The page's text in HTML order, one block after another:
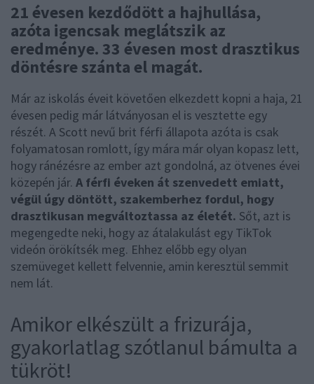
21 évesen kezdődött a hajhullása,
azóta igencsak meglátszik az
eredménye. 33 évesen most drasztikus
döntésre szánta el magát.
Már az iskolás éveit követően elkezdett kopni a haja, 21
évesen pedig már látványosan el is vesztette egy
részét. A Scott nevű brit férfi állapota azóta is csak
folyamatosan romlott, így mára már olyan kopasz lett,
hogy ránézésre az ember azt gondolná, az ötvenes évei
közepén jár. A férfi éveken át szenvedett emiatt,
végül úgy döntött, szakemberhez fordul, hogy
drasztikusan megváltoztassa az életét. Sőt, azt is
megengedte neki, hogy az átalakulást egy TikTok
videón örökítsék meg. Ehhez előbb egy olyan
szemüveget kellett felvennie, amin keresztül semmit
nem lát.
Amikor elkészült a frizurája,
gyakorlatlag szótlanul bámulta a
tükröt!